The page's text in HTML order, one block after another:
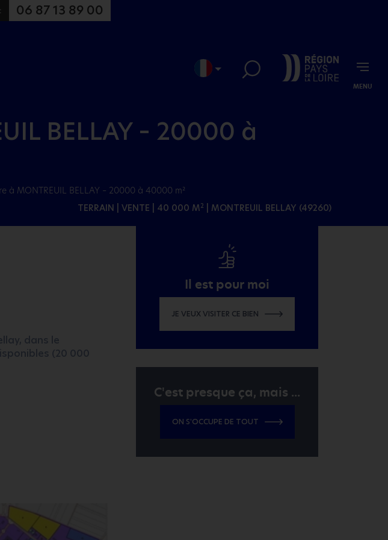
06 87 13 89 00
JP
MENU
BELLAY – 20000 à
à MONTREUIL BELLAY – 20000 à 40000 m²
TERRAIN | VENTE | 40 000 M2 | MONTREUIL BELLAY (49260)
Il est pour moi
JE VEUX VISITER CE BIEN
C'est presque ça, mais ...
ON S'OCCUPE DE TOUT
dans le
(20 000